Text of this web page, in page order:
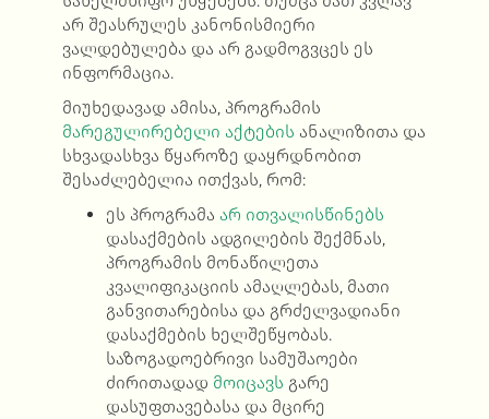
არ შეასრულეს კანონისმიერი
ვალდებულება და არ გადმოგვცეს ეს
ინფორმაცია.
მიუხედავად ამისა, პროგრამის
მარეგულირებელი აქტების ანალიზითა და
სხვადასხვა წყაროზე დაყრდნობით
შესაძლებელია ითქვას, რომ:
ეს პროგრამა არ ითვალისწინებს
დასაქმების ადგილების შექმნას,
პროგრამის მონაწილეთა
კვალიფიკაციის ამაღლებას, მათი
განვითარებისა და გრძელვადიანი
დასაქმების ხელშეწყობას.
საზოგადოებრივი სამუშაოები
ძირითადად მოიცავს გარე
დასუფთავებასა და მცირე